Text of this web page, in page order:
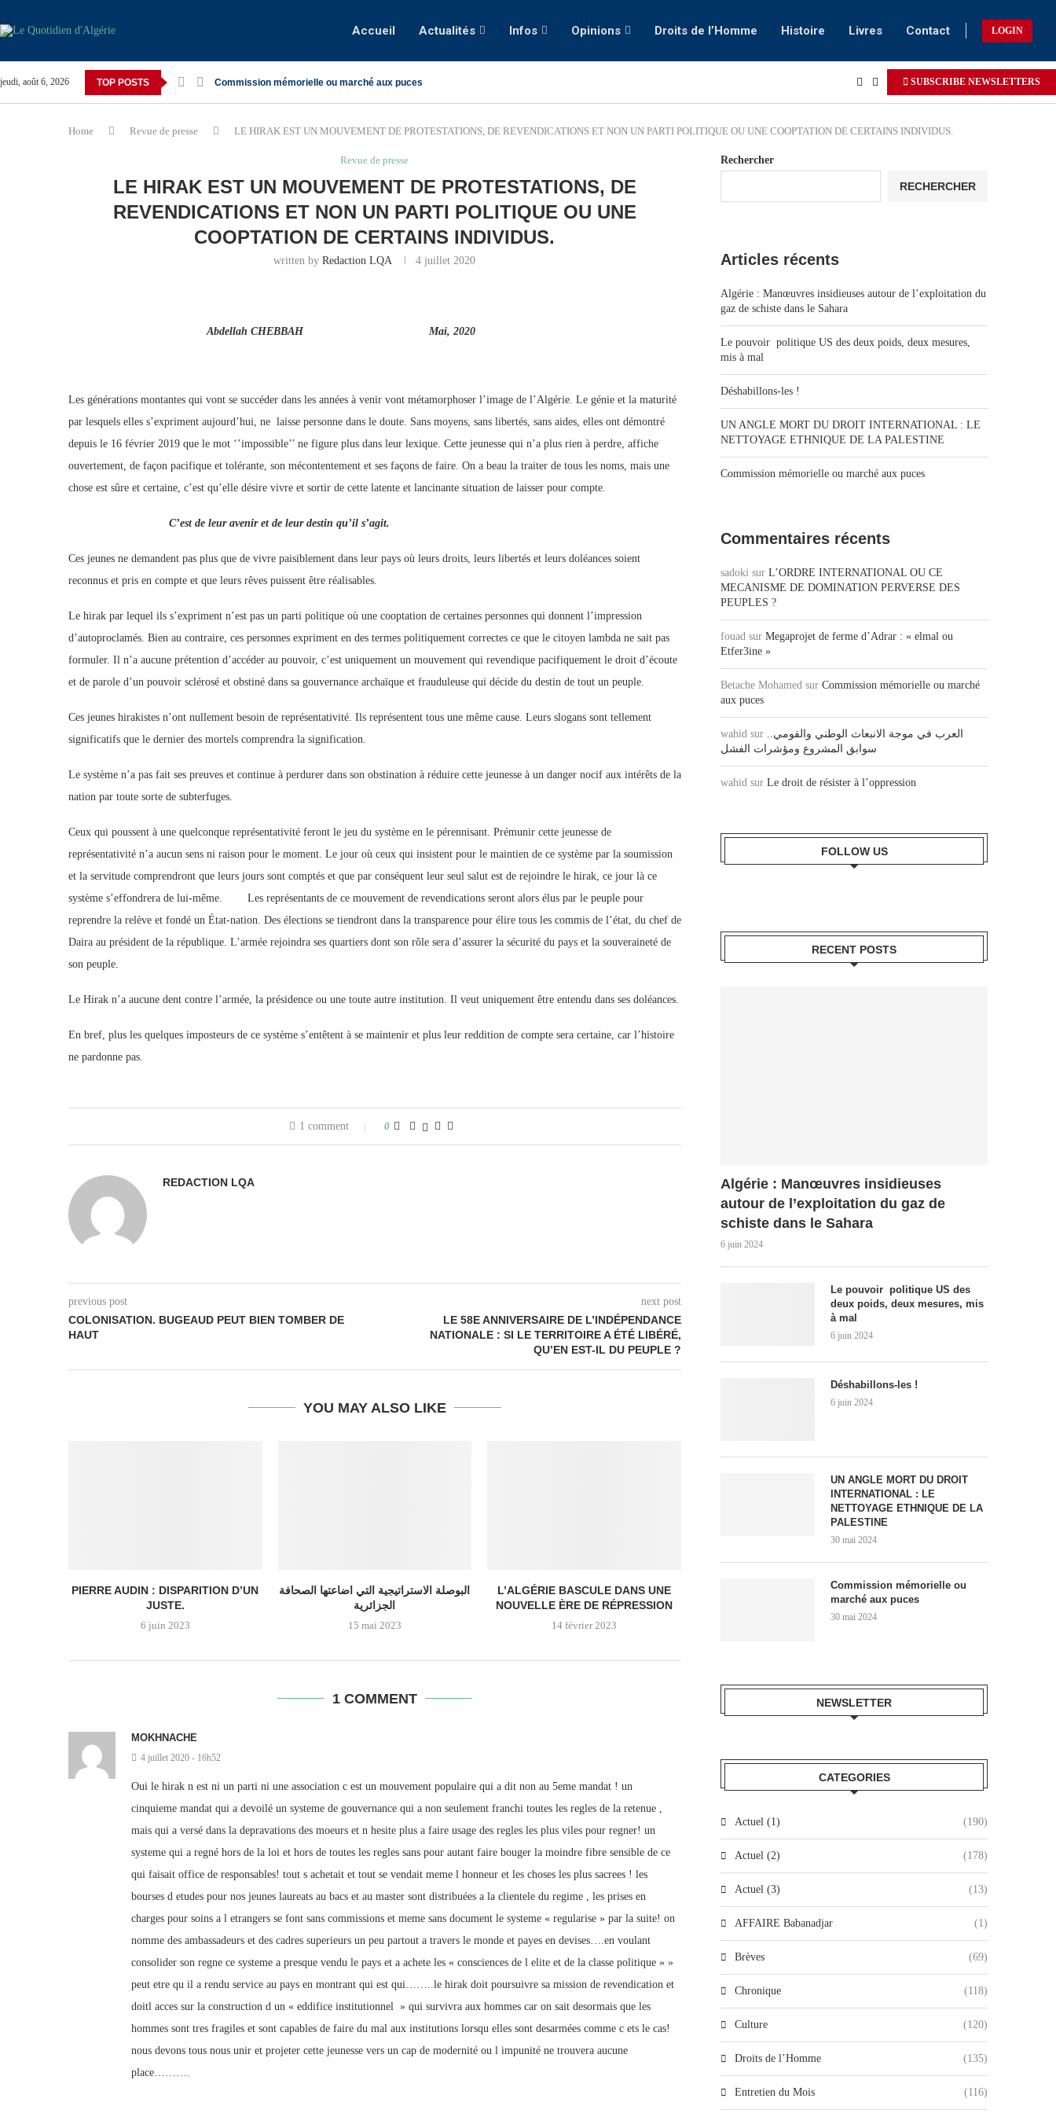
Accueil Actualités Infos Opinions Droits de l’Homme Histoire Livres Contact LOGIN
jeudi, août 6, 2026 TOP POSTS Commission mémorielle ou marché aux puces SUBSCRIBE NEWSLETTERS
Home Revue de presse LE HIRAK EST UN MOUVEMENT DE PROTESTATIONS, DE REVENDICATIONS ET NON UN PARTI POLITIQUE OU UNE COOPTATION DE CERTAINS INDIVIDUS.
Revue de presse
LE HIRAK EST UN MOUVEMENT DE PROTESTATIONS, DE
REVENDICATIONS ET NON UN PARTI POLITIQUE OU UNE
COOPTATION DE CERTAINS INDIVIDUS.
written byRedaction LQA 4 juillet 2020
Abdellah CHEBBAH Mai, 2020
Les générations montantes qui vont se succéder dans les années à venir vont métamorphoser l’image de l’Algérie. Le génie et la maturité
par lesquels elles s’expriment aujourd’hui, ne laisse personne dans le doute. Sans moyens, sans libertés, sans aides, elles ont démontré
depuis le 16 février 2019 que le mot ‘’impossible’’ ne figure plus dans leur lexique. Cette jeunesse qui n’a plus rien à perdre, affiche
ouvertement, de façon pacifique et tolérante, son mécontentement et ses façons de faire. On a beau la traiter de tous les noms, mais une
chose est sûre et certaine, c’est qu’elle désire vivre et sortir de cette latente et lancinante situation de laisser pour compte.
C’est de leur avenir et de leur destin qu’il s’agit.
Ces jeunes ne demandent pas plus que de vivre paisiblement dans leur pays où leurs droits, leurs libertés et leurs doléances soient
reconnus et pris en compte et que leurs rêves puissent être réalisables.
Le hirak par lequel ils s’expriment n’est pas un parti politique où une cooptation de certaines personnes qui donnent l’impression
d’autoproclamés. Bien au contraire, ces personnes expriment en des termes politiquement correctes ce que le citoyen lambda ne sait pas
formuler. Il n’a aucune prétention d’accéder au pouvoir, c’est uniquement un mouvement qui revendique pacifiquement le droit d’écoute
et de parole d’un pouvoir sclérosé et obstiné dans sa gouvernance archaïque et frauduleuse qui décide du destin de tout un peuple.
Ces jeunes hirakistes n’ont nullement besoin de représentativité. Ils représentent tous une même cause. Leurs slogans sont tellement
significatifs que le dernier des mortels comprendra la signification.
Le système n’a pas fait ses preuves et continue à perdurer dans son obstination à réduire cette jeunesse à un danger nocif aux intérêts de la
nation par toute sorte de subterfuges.
Ceux qui poussent à une quelconque représentativité feront le jeu du système en le pérennisant. Prémunir cette jeunesse de
représentativité n’a aucun sens ni raison pour le moment. Le jour où ceux qui insistent pour le maintien de ce système par la soumission
et la servitude comprendront que leurs jours sont comptés et que par conséquent leur seul salut est de rejoindre le hirak, ce jour là ce
système s’effondrera de lui-même. Les représentants de ce mouvement de revendications seront alors élus par le peuple pour
reprendre la relève et fondé un État-nation. Des élections se tiendront dans la transparence pour élire tous les commis de l’état, du chef de
Daira au président de la république. L’armée rejoindra ses quartiers dont son rôle sera d’assurer la sécurité du pays et la souveraineté de
son peuple.
Le Hirak n’a aucune dent contre l’armée, la présidence ou une toute autre institution. Il veut uniquement être entendu dans ses doléances.
En bref, plus les quelques imposteurs de ce système s’entêtent à se maintenir et plus leur reddition de compte sera certaine, car l’histoire
ne pardonne pas.
1 comment 0
REDACTION LQA
previous post
COLONISATION. BUGEAUD PEUT BIEN TOMBER DE
HAUT
next post
LE 58E ANNIVERSAIRE DE L’INDÉPENDANCE
NATIONALE : SI LE TERRITOIRE A ÉTÉ LIBÉRÉ,
QU’EN EST-IL DU PEUPLE ?
YOU MAY ALSO LIKE
PIERRE AUDIN : DISPARITION D’UN
JUSTE.
6 juin 2023
البوصلة الاستراتيجية التي اضاعتها الصحافة
الجزائرية
15 mai 2023
L’ALGÉRIE BASCULE DANS UNE
NOUVELLE ÈRE DE RÉPRESSION
14 février 2023
1 COMMENT
MOKHNACHE
4 juillet 2020 - 16h52
Oui le hirak n est ni un parti ni une association c est un mouvement populaire qui a dit non au 5eme mandat ! un
cinquieme mandat qui a devoilé un systeme de gouvernance qui a non seulement franchi toutes les regles de la retenue ,
mais qui a versé dans la depravations des moeurs et n hesite plus a faire usage des regles les plus viles pour regner! un
systeme qui a regné hors de la loi et hors de toutes les regles sans pour autant faire bouger la moindre fibre sensible de ce
qui faisait office de responsables! tout s achetait et tout se vendait meme l honneur et les choses les plus sacrees ! les
bourses d etudes pour nos jeunes laureats au bacs et au master sont distribuées a la clientele du regime , les prises en
charges pour soins a l etrangers se font sans commissions et meme sans document le systeme « regularise » par la suite! on
nomme des ambassadeurs et des cadres superieurs un peu partout a travers le monde et payes en devises….en voulant
consolider son regne ce systeme a presque vendu le pays et a achete les « consciences de l elite et de la classe politique » »
peut etre qu il a rendu service au pays en montrant qui est qui……..le hirak doit poursuivre sa mission de revendication et
doitl acces sur la construction d un « eddifice institutionnel » qui survivra aux hommes car on sait desormais que les
hommes sont tres fragiles et sont capables de faire du mal aux institutions lorsqu elles sont desarmées comme c ets le cas!
nous devons tous nous unir et projeter cette jeunesse vers un cap de modernité ou l impunité ne trouvera aucune
place……….
Rechercher
RECHERCHER
Articles récents
Algérie : Manœuvres insidieuses autour de l’exploitation du
gaz de schiste dans le Sahara
Le pouvoir politique US des deux poids, deux mesures,
mis à mal
Déshabillons-les !
UN ANGLE MORT DU DROIT INTERNATIONAL : LE
NETTOYAGE ETHNIQUE DE LA PALESTINE
Commission mémorielle ou marché aux puces
Commentaires récents
sadoki sur L’ORDRE INTERNATIONAL OU CE
MECANISME DE DOMINATION PERVERSE DES
PEUPLES ?
fouad sur Megaprojet de ferme d’Adrar : « elmal ou
Etfer3ine »
Betache Mohamed sur Commission mémorielle ou marché
aux puces
wahid sur العرب في موجة الانبعاث الوطني والقومي..
سوابق المشروع ومؤشرات الفشل
wahid sur Le droit de résister à l’oppression
FOLLOW US
RECENT POSTS
Algérie : Manœuvres insidieuses
autour de l’exploitation du gaz de
schiste dans le Sahara
6 juin 2024
Le pouvoir politique US des
deux poids, deux mesures, mis
à mal
6 juin 2024
Déshabillons-les !
6 juin 2024
UN ANGLE MORT DU DROIT
INTERNATIONAL : LE
NETTOYAGE ETHNIQUE DE LA
PALESTINE
30 mai 2024
Commission mémorielle ou
marché aux puces
30 mai 2024
NEWSLETTER
CATEGORIES
Actuel (1) (190)
Actuel (2) (178)
Actuel (3) (13)
AFFAIRE Babanadjar (1)
Brèves (69)
Chronique (118)
Culture (120)
Droits de l’Homme (135)
Entretien du Mois (116)